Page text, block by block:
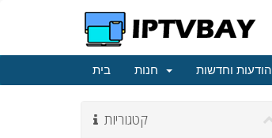
בית הודעות וחדשות
קטגוריות